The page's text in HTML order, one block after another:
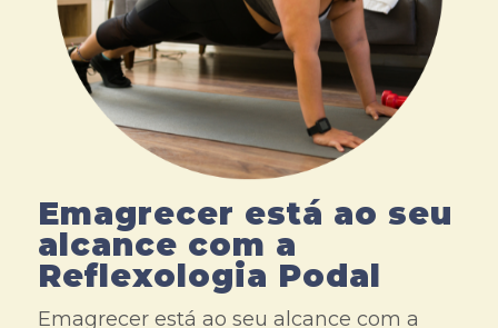
Emagrecer está ao seu
alcance com a
Reflexologia Podal
Emagrecer está ao seu alcance com a